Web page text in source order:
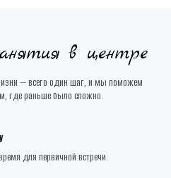
в центре
— всего один шаг, и мы поможем
где раньше было сложно.
для первичной встречи.